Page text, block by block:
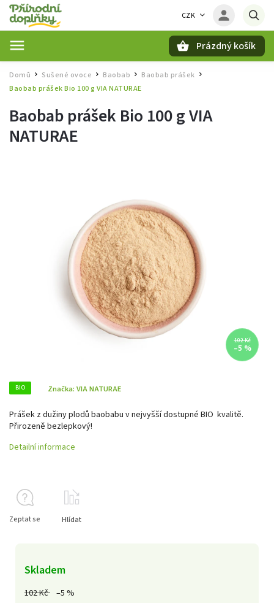
CZK
Prázdný košík
Domů / Sušené ovoce / Baobab / Baobab prášek
Baobab prášek Bio 100 g VIA NATURAE
Baobab prášek Bio 100 g VIA
NATURAE
102 Kč
–5 %
BIO Značka: VIA NATURAE
102 Kč –5 %
Skladem
Prášek z dužiny plodů baobabu v nejvyšší dostupné BIO kvalitě.
Přirozeně bezlepkový!
Detailní informace
Zeptat se Hlídat